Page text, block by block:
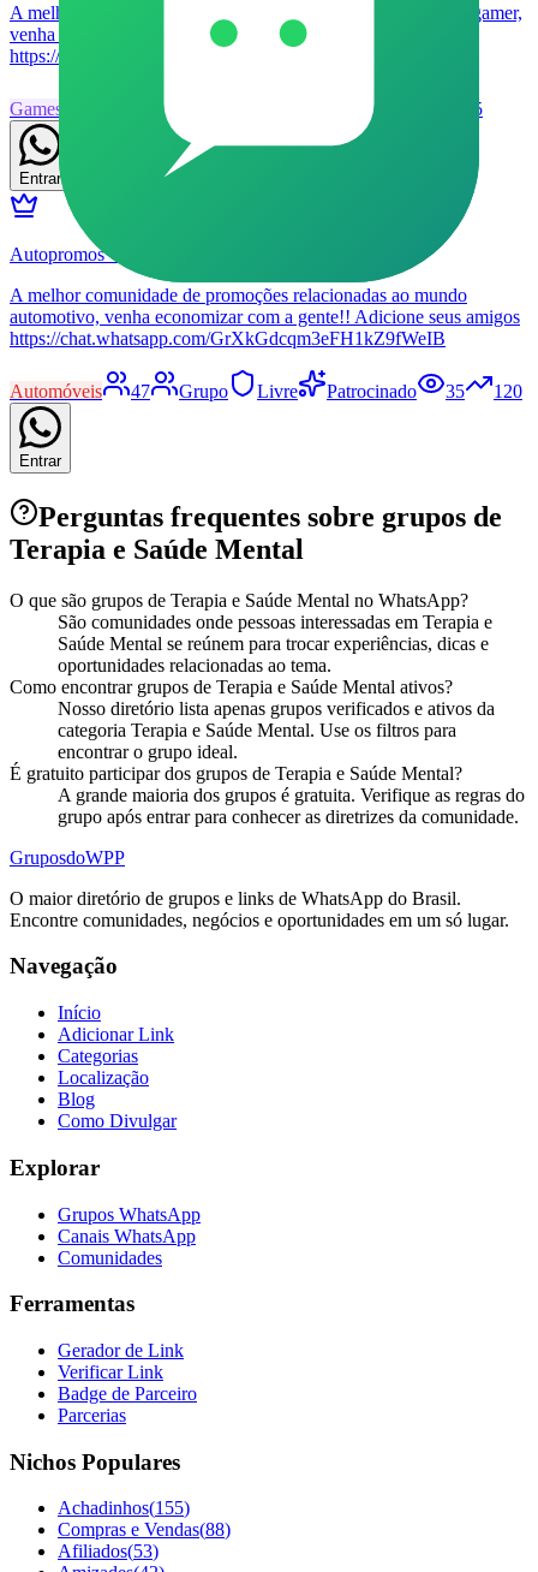
A melhor comunidade de promoções relacionadas ao mundo gamer,
venha economizar com a Autopromos!! Adicione seus amigos
https://chat.whatsapp.com/K28s6q9z5jd93Hdt0QIs8I
Games Grupo Patrocinado 135
Entrar
Autopromos VIP 🚗🏁
A melhor comunidade de promoções relacionadas ao mundo
automotivo, venha economizar com a gente!! Adicione seus amigos
https://chat.whatsapp.com/GrXkGdcqm3eFH1kZ9fWeIB
Automóveis 47 Grupo Livre Patrocinado 35 120
Entrar
Perguntas frequentes sobre grupos de
Terapia e Saúde Mental
O que são grupos de Terapia e Saúde Mental no WhatsApp?
São comunidades onde pessoas interessadas em Terapia e
Saúde Mental se reúnem para trocar experiências, dicas e
oportunidades relacionadas ao tema.
Como encontrar grupos de Terapia e Saúde Mental ativos?
Nosso diretório lista apenas grupos verificados e ativos da
categoria Terapia e Saúde Mental. Use os filtros para
encontrar o grupo ideal.
É gratuito participar dos grupos de Terapia e Saúde Mental?
A grande maioria dos grupos é gratuita. Verifique as regras do
grupo após entrar para conhecer as diretrizes da comunidade.
GruposdoWPP
O maior diretório de grupos e links de WhatsApp do Brasil.
Encontre comunidades, negócios e oportunidades em um só lugar.
Navegação
Início
Adicionar Link
Categorias
Localização
Blog
Como Divulgar
Explorar
Grupos WhatsApp
Canais WhatsApp
Comunidades
Ferramentas
Gerador de Link
Verificar Link
Badge de Parceiro
Parcerias
Nichos Populares
Achadinhos(155)
Compras e Vendas(88)
Afiliados(53)